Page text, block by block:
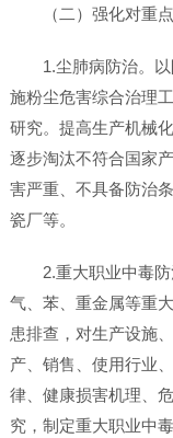
（二）强化对重
1.尘肺病防治。
施粉尘危害综合治理
研究。提高生产机械
逐步淘汰不符合国家
害严重、不具备防治
瓷厂等。
2.重大职业中毒
气、苯、重金属等重
患排查，对生产设施
产、销售、使用行业
律、健康损害机理、
究，制定重大职业中